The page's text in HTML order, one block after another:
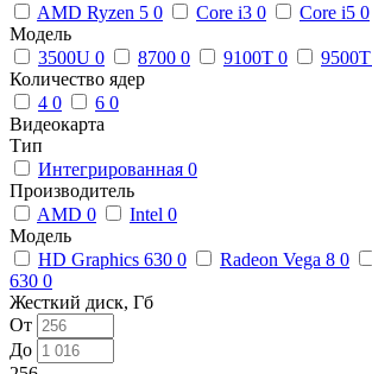
AMD Ryzen 5 0 Core i3 0 Core i5 0
Модель
3500U 0 8700 0 9100T 0 9500T
Количество ядер
4 0 6 0
Видеокарта
Тип
Интегрированная 0
Производитель
AMD 0 Intel 0
Модель
HD Graphics 630 0 Radeon Vega 8 0
630 0
Жесткий диск, Гб
От
До